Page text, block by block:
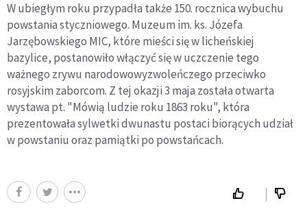
W ubiegłym roku przypadła także 150. rocznica wybuchu
powstania styczniowego. Muzeum im. ks. Józefa
Jarzębowskiego MIC, które mieści się w licheńskiej
bazylice, postanowiło włączyć się w uczczenie tego
ważnego zrywu narodowowyzwoleńczego przeciwko
rosyjskim zaborcom. Z tej okazji 3 maja została otwarta
wystawa pt. "Mówią ludzie roku 1863 roku", która
prezentowała sylwetki dwunastu postaci biorących udział
w powstaniu oraz pamiątki po powstańcach.